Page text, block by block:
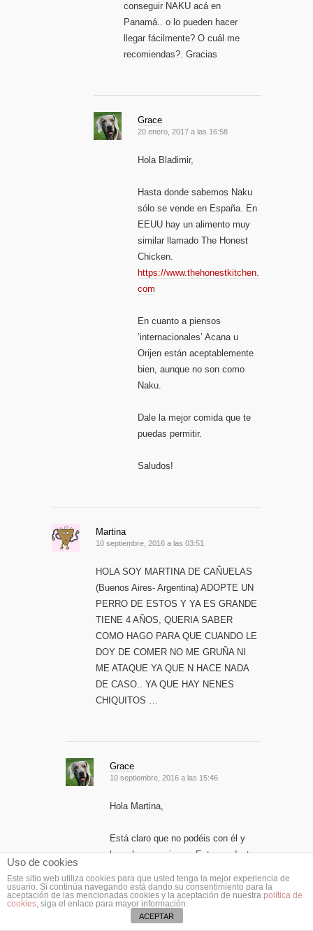
conseguir NAKU acá en
Panamá.. o lo pueden hacer
llegar fácilmente? O cuál me
recomiendas?. Gracias
Grace
20 enero, 2017 a las 16:58
Hola Bladimir,
Hasta donde sabemos Naku
sólo se vende en España. En
EEUU hay un alimento muy
similar llamado The Honest
Chicken.
https://www.thehonestkitchen.
com
En cuanto a piensos
‘internacionales’ Acana u
Orijen están aceptablemente
bien, aunque no son como
Naku.
Dale la mejor comida que te
puedas permitir.
Saludos!
Martina
10 septiembre, 2016 a las 03:51
HOLA SOY MARTINA DE CAÑUELAS
(Buenos Aires- Argentina) ADOPTE UN
PERRO DE ESTOS Y YA ES GRANDE
TIENE 4 AÑOS, QUERIA SABER
COMO HAGO PARA QUE CUANDO LE
DOY DE COMER NO ME GRUÑA NI
ME ATAQUE YA QUE N HACE NADA
DE CASO.. YA QUE HAY NENES
CHIQUITOS …
Grace
10 septiembre, 2016 a las 15:46
Hola Martina,
Está claro que no podéis con él y
hace lo que quiere… Esta conducta
recomendamos que busquéis ayuda
profesional para que os ayude a
corregir este comportamiento.
Uso de cookies
Este sitio web utiliza cookies para que usted tenga la mejor experiencia de
usuario. Si continúa navegando está dando su consentimiento para la
aceptación de las mencionadas cookies y la aceptación de nuestra política de
cookies, siga el enlace para mayor información.
ACEPTAR